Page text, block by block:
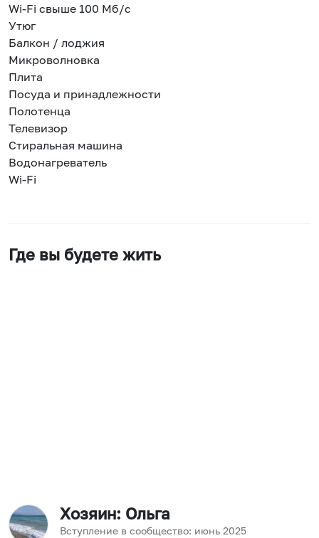
Wi-Fi свыше 100 Мб/с
Утюг
Балкон / лоджия
Микроволновка
Плита
Посуда и принадлежности
Полотенца
Телевизор
Стиральная машина
Водонагреватель
Wi-Fi
Где вы будете жить
Хозяин: Ольга
Вступление в сообщество: июнь 2025